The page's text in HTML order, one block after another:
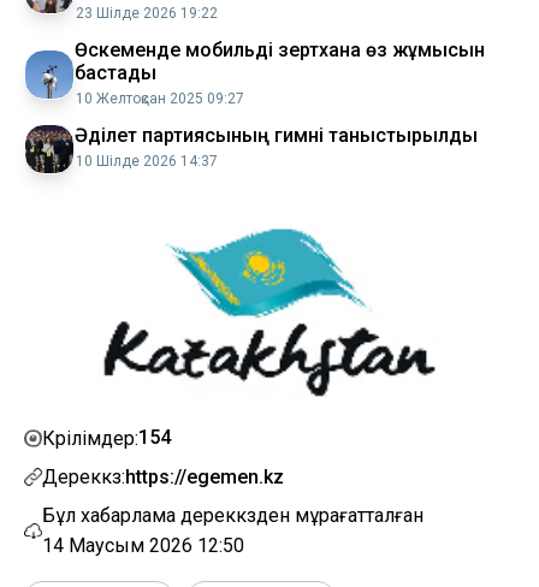
23 Шілде 2026 19:22
Өскеменде мобильді зертхана өз жұмысын
бастады
10 Желтоқсан 2025 09:27
Әділет партиясының гимні таныстырылды
10 Шілде 2026 14:37
Көрілімдер:154
Дереккөз:https://egemen.kz
Бұл хабарлама дереккөзден мұрағатталған
14 Маусым 2026 12:50